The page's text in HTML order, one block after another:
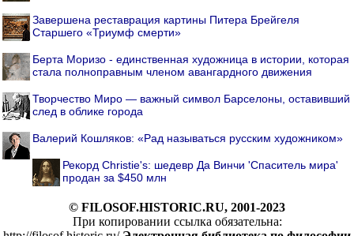
Завершена реставрация картины Питера Брейгеля
Старшего «Триумф смерти»
Берта Моризо - единственная художница в истории, которая
стала полноправным членом авангардного движения
Творчество Миро — важный символ Барселоны, оставивший
след в облике города
Валерий Кошляков: «Рад называться русским художником»
Рекорд Christie's: шедевр Да Винчи 'Спаситель мира'
продан за $450 млн
© FILOSOF.HISTORIC.RU, 2001-2023
При копировании ссылка обязательна: